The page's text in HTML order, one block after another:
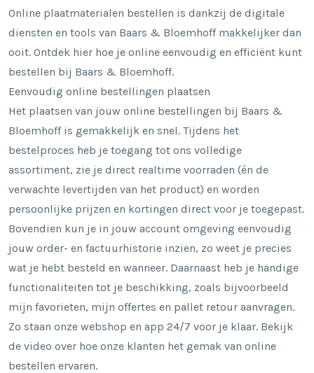
Online plaatmaterialen bestellen is dankzij de digitale
diensten en tools van Baars & Bloemhoff makkelijker dan
ooit. Ontdek hier hoe je online eenvoudig en efficiënt kunt
bestellen bij Baars & Bloemhoff.
Eenvoudig online bestellingen plaatsen
Het plaatsen van jouw online bestellingen bij Baars &
Bloemhoff is gemakkelijk en snel. Tijdens het
bestelproces heb je toegang tot ons volledige
assortiment, zie je direct realtime voorraden (én de
verwachte levertijden van het product) en worden
persoonlijke prijzen en kortingen direct voor je toegepast.
Bovendien kun je in jouw account omgeving eenvoudig
jouw order- en factuurhistorie inzien, zo weet je precies
wat je hebt besteld en wanneer. Daarnaast heb je handige
functionaliteiten tot je beschikking, zoals bijvoorbeeld
mijn favorieten, mijn offertes en pallet retour aanvragen.
Zo staan onze webshop en app 24/7 voor je klaar. Bekijk
de video over hoe onze klanten het gemak van online
bestellen ervaren.